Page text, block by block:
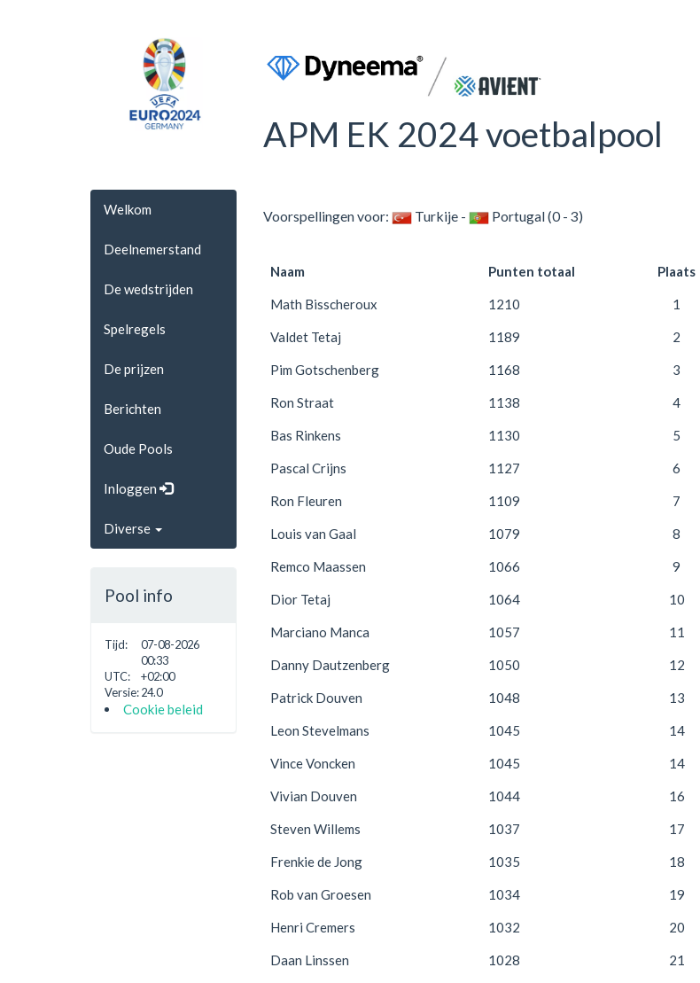
APM EK 2024 voetbalpool
Welkom
Deelnemerstand
De wedstrijden
Spelregels
De prijzen
Berichten
Oude Pools
Inloggen
Diverse
Pool info
Tijd:
07-08-2026
00:33
UTC:
+02:00
Versie:24.0
Cookie beleid
Voorspellingen voor: Turkije - Portugal (0 - 3)
Naam Punten totaal Plaats
Math Bisscheroux 1210 1
Valdet Tetaj 1189 2
Pim Gotschenberg 1168 3
Ron Straat 1138 4
Bas Rinkens 1130 5
Pascal Crijns 1127 6
Ron Fleuren 1109 7
Louis van Gaal 1079 8
Remco Maassen 1066 9
Dior Tetaj 1064 10
Marciano Manca 1057 11
Danny Dautzenberg 1050 12
Patrick Douven 1048 13
Leon Stevelmans 1045 14
Vince Voncken 1045 14
Vivian Douven 1044 16
Steven Willems 1037 17
Frenkie de Jong 1035 18
Rob van Groesen 1034 19
Henri Cremers 1032 20
Daan Linssen 1028 21